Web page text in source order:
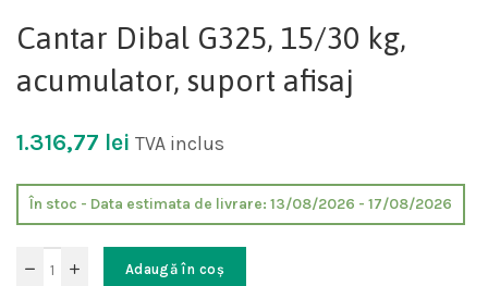
Cantar Dibal G325, 15/30 kg,
acumulator, suport afisaj
1.316,77 lei TVA inclus
În stoc - Data estimata de livrare: 13/08/2026 - 17/08/2026
Adaugă în coș